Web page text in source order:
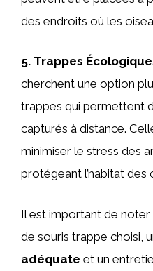
des endroits où les
5. Trappes
cherchent une option
trappes qui permettent
capturés à distance.
minimiser le stress des
protégeant l’habitat des
Il est important de
de souris trappe choisi,
adéquate et un